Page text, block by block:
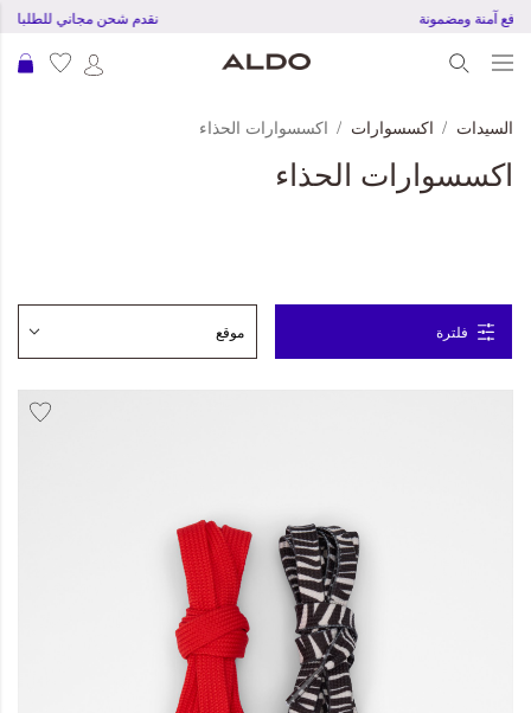
نقدم شحن مجاني للطلبات بقمية 150 دفع آمنة ومضمونة
المجموعات
إحياء الطراز الكلاسيكي
ملابس العمل
السيدات اكسسوارات اكسسوارات الحذاء
اكسسوارات الحذاء
فلترة